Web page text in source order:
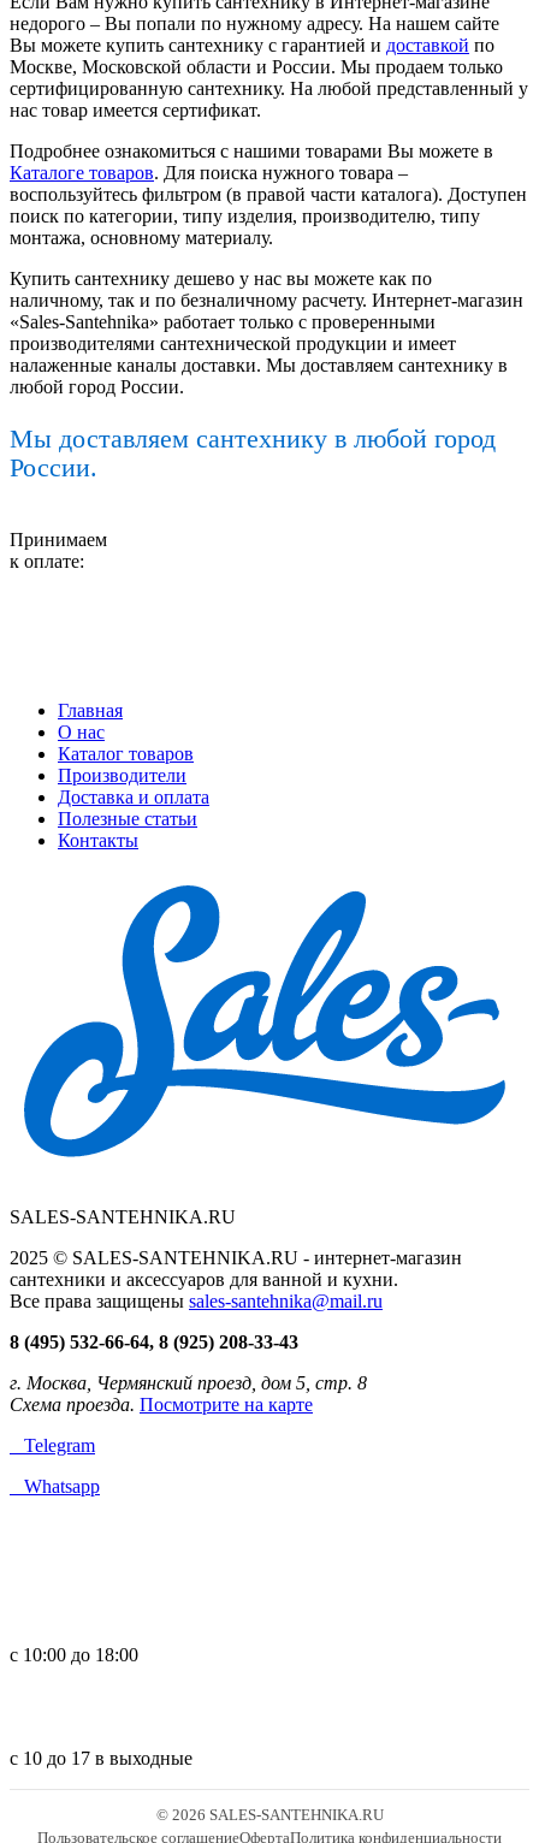
недорого – Вы попали по нужному адресу. На нашем сайте
Вы можете купить сантехнику с гарантией и доставкой по
Москве, Московской области и России. Мы продаем только
сертифицированную сантехнику. На любой представленный у
нас товар имеется сертификат.
Подробнее ознакомиться с нашими товарами Вы можете в
Каталоге товаров. Для поиска нужного товара –
воспользуйтесь фильтром (в правой части каталога). Доступен
поиск по категории, типу изделия, производителю, типу
монтажа, основному материалу.
Купить сантехнику дешево у нас вы можете как по
наличному, так и по безналичному расчету. Интернет-магазин
«Sales-Santehnika» работает только с проверенными
производителями сантехнической продукции и имеет
налаженные каналы доставки. Мы доставляем сантехнику в
любой город России.
Мы доставляем сантехнику в любой город
России.
Принимаем
к оплате:
Главная
О нас
Каталог товаров
Производители
Доставка и оплата
Полезные статьи
Контакты
SALES-SANTEHNIKA.RU
2025 © SALES-SANTEHNIKA.RU - интернет-магазин
сантехники и аксессуаров для ванной и кухни.
Все права защищены sales-santehnika@mail.ru
8 (495) 532-66-64, 8 (925) 208-33-43
г. Москва, Чермянский проезд, дом 5, стр. 8
Схема проезда. Посмотрите на карте
Telegram
Whatsapp
с 10:00 до 18:00
с 10 до 17 в выходные
© 2026 SALES-SANTEHNIKA.RU
Пользовательское соглашениеОфертаПолитика конфиденциальности